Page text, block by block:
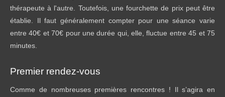
thérapeute à l'autre. Toutefois, une fourchette de prix peut être
établie. Il faut généralement compter pour une séance varie
entre 40€ et 70€ pour une durée qui, elle, fluctue entre 45 et 75
minutes.
Premier rendez-vous
Comme de nombreuses premières rencontres ! Il s’agira en